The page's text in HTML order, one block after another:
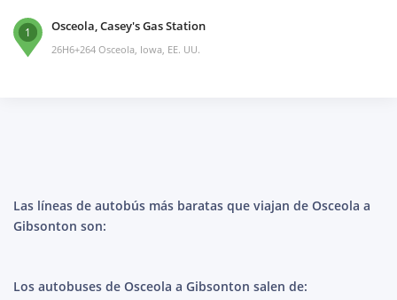
1 Osceola, Casey's Gas Station
26H6+264 Osceola, Iowa, EE. UU.
Las líneas de autobús más baratas que viajan de Osceola a
Gibsonton son:
Los autobuses de Osceola a Gibsonton salen de: